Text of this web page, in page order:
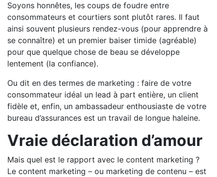
Soyons honnêtes, les coups de foudre entre
consommateurs et courtiers sont plutôt rares. Il faut
ainsi souvent plusieurs rendez-vous (pour apprendre à
se connaître) et un premier baiser timide (agréable)
pour que quelque chose de beau se développe
lentement (la confiance).
Ou dit en des termes de marketing : faire de votre
consommateur idéal un lead à part entière, un client
fidèle et, enfin, un ambassadeur enthousiaste de votre
bureau d’assurances est un travail de longue haleine.
Vraie déclaration d’amour
Mais quel est le rapport avec le content marketing ?
Le content marketing – ou marketing de contenu – est